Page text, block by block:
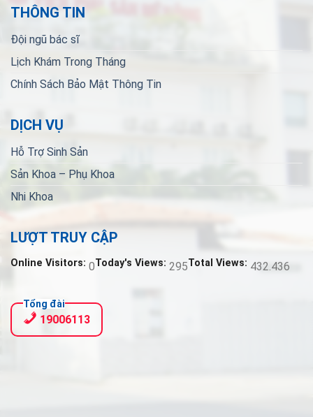
THÔNG TIN
Đội ngũ bác sĩ
Lịch Khám Trong Tháng
Chính Sách Bảo Mật Thông Tin
DỊCH VỤ
Hỗ Trợ Sinh Sản
Sản Khoa – Phụ Khoa
Nhi Khoa
LƯỢT TRUY CẬP
Online Visitors: 0Today's Views: 295Total Views: 432.436
Tổng đài
19006113